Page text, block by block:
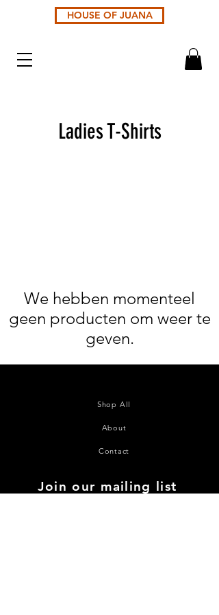
HOUSE OF JUANA
Ladies T-Shirts
We hebben momenteel
geen producten om weer te
geven.
Shop All
About
Contact
Join our mailing list